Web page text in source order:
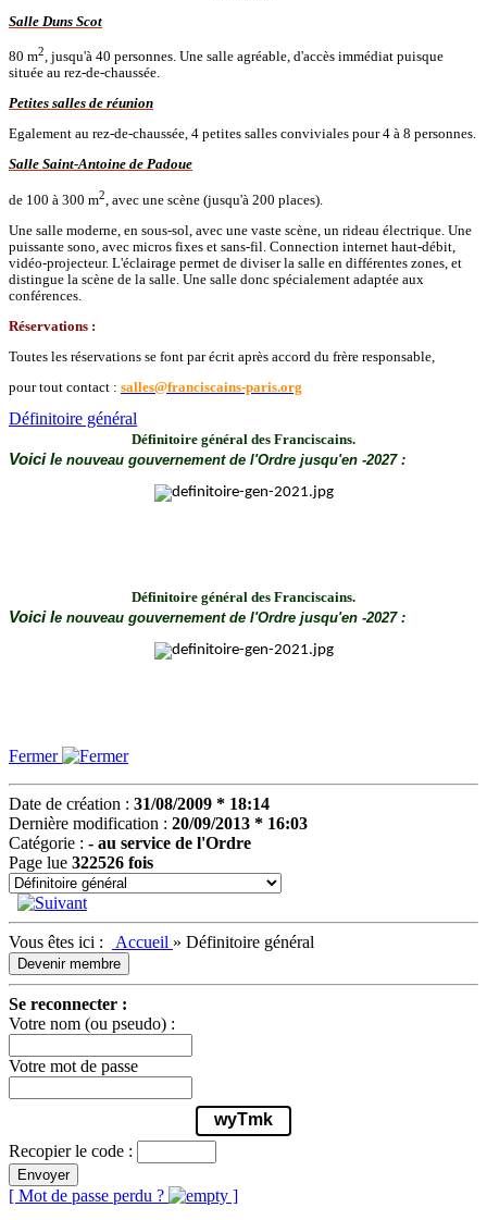
Salle Duns Scot
80 m2, jusqu'à 40 personnes. Une salle agréable, d'accès immédiat puisque
située au rez-de-chaussée.
Petites salles de réunion
Egalement au rez-de-chaussée, 4 petites salles conviviales pour 4 à 8 personnes.
Salle Saint-Antoine de Padoue
de 100 à 300 m2 , avec une scène (jusqu'à 200 places).
Une salle moderne, en sous-sol, avec une vaste scène, un rideau électrique. Une
puissante sono, avec micros fixes et sans-fil. Connection internet haut-débit,
vidéo-projecteur. L'éclairage permet de diviser la salle en différentes zones, et
distingue la scène de la salle. Une salle donc spécialement adaptée aux
conférences.
Réservations :
Toutes les réservations se font par écrit après accord du frère responsable,
pour tout contact : salles@franciscains-paris.org
Définitoire général
Définitoire général des Franciscains.
Voici le nouveau gouvernement de l'Ordre jusqu'en -2027 :
Définitoire général des Franciscains.
Voici le nouveau gouvernement de l'Ordre jusqu'en -2027 :
Fermer
Date de création : 31/08/2009 * 18:14
Dernière modification : 20/09/2013 * 16:03
Catégorie : - au service de l'Ordre
Page lue 322526 fois
Vous êtes ici : Accueil » Définitoire général
Devenir membre
Se reconnecter :
Votre nom (ou pseudo) :
Votre mot de passe
wyTmk
Recopier le code :
Envoyer
[ Mot de passe perdu ? ]